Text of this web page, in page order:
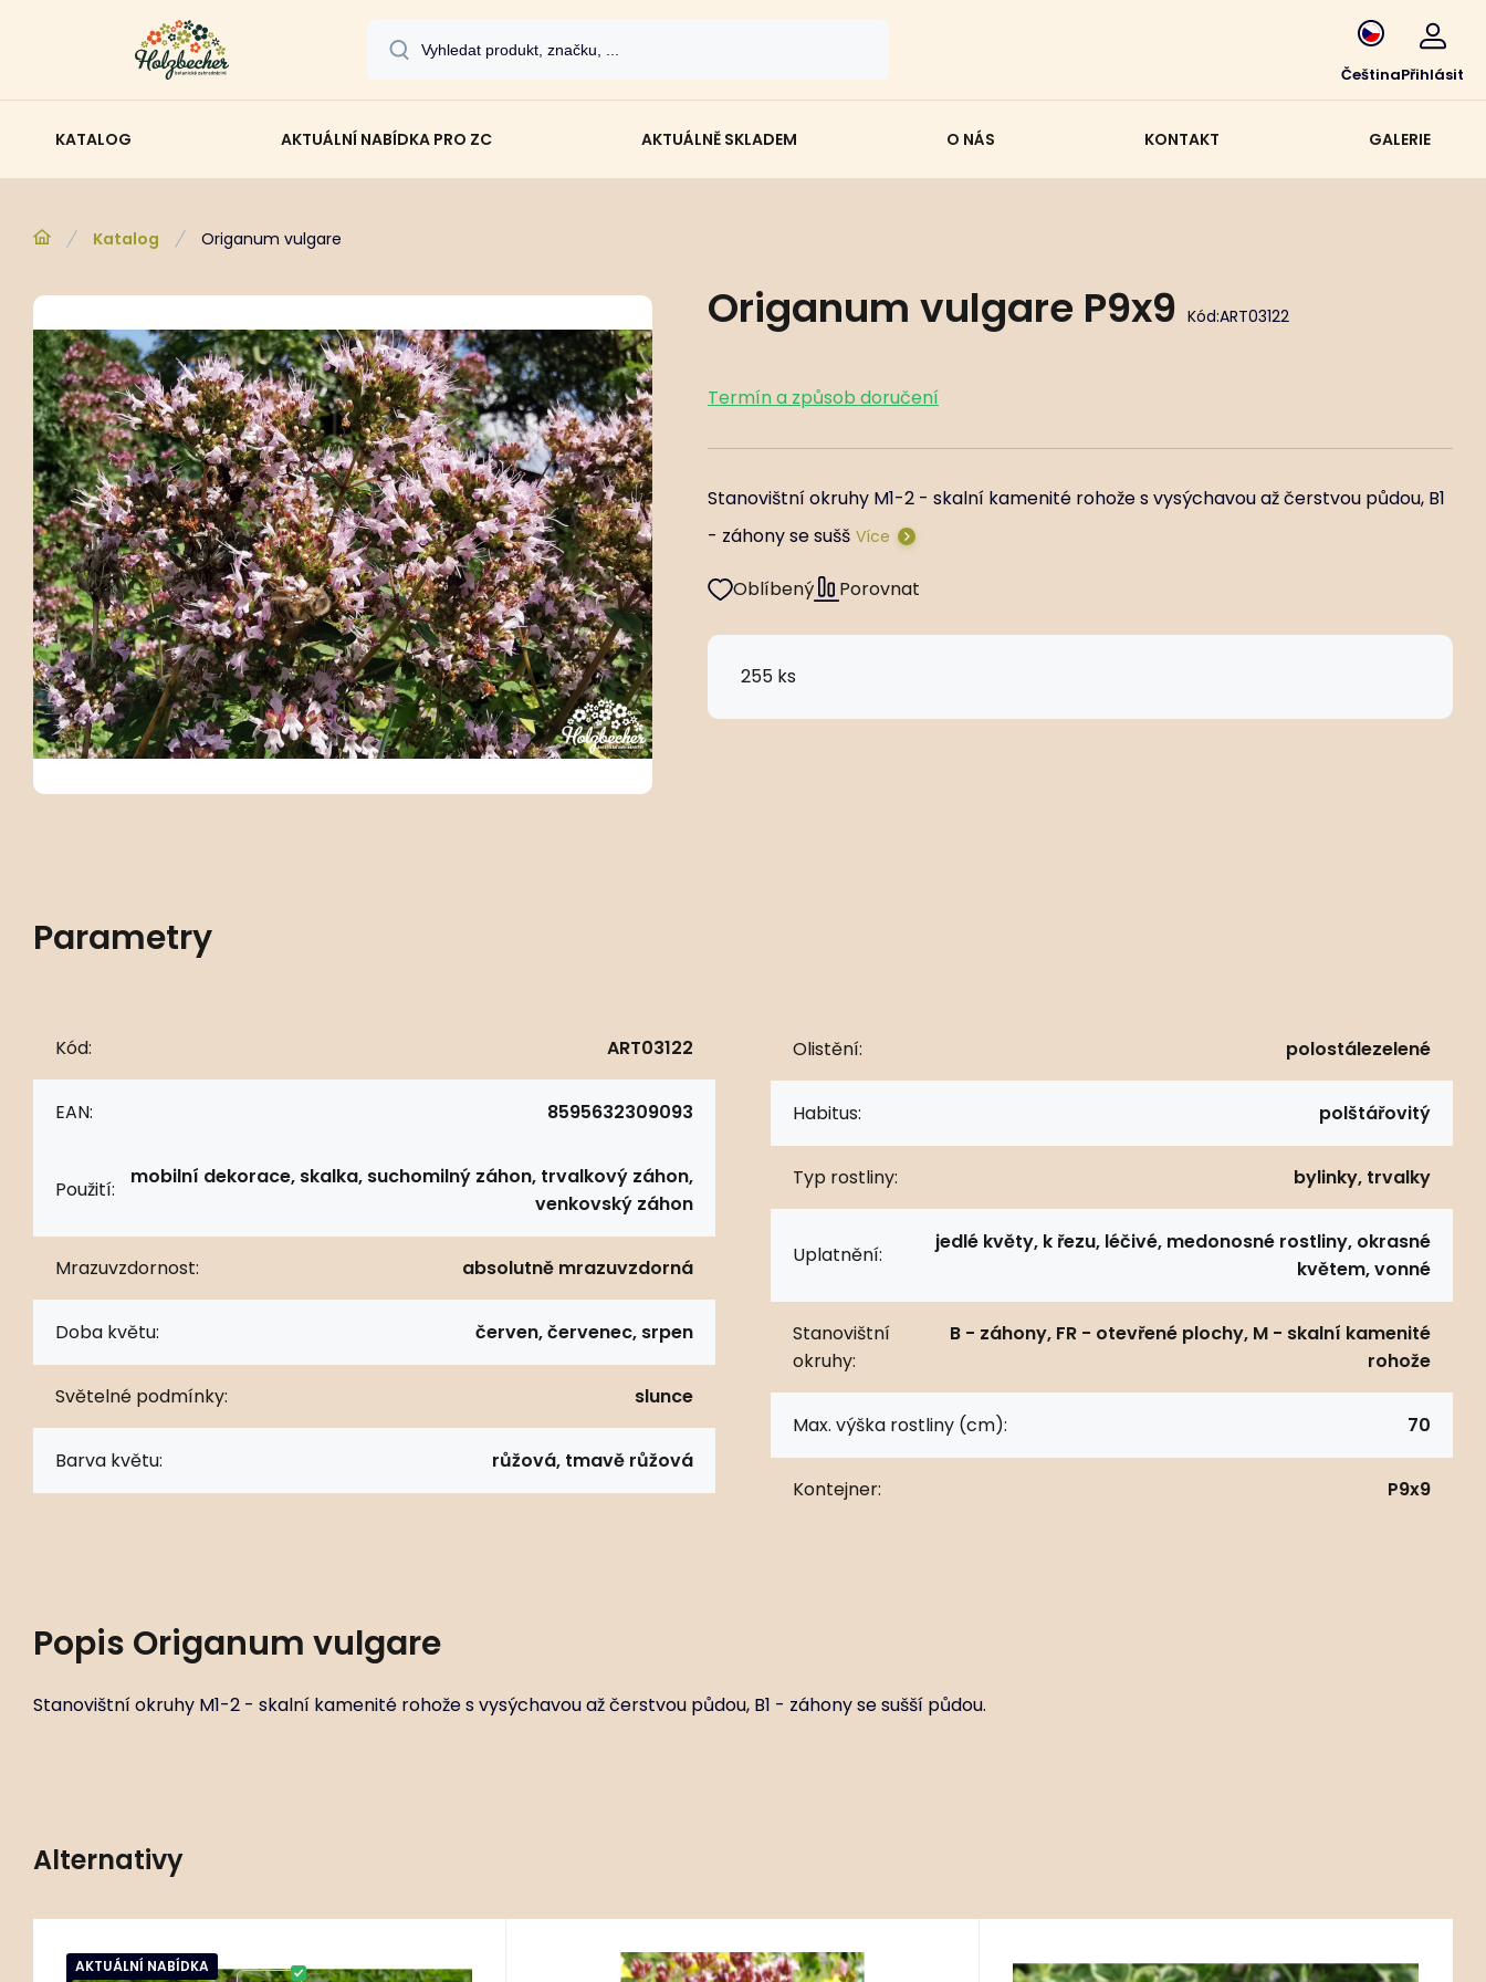
ČeštinaPřihlásit
KATALOG AKTUÁLNÍ NABÍDKA PRO ZC AKTUÁLNĚ SKLADEM O NÁS KONTAKT GALERIE
Katalog Origanum vulgare
Origanum vulgare P9x9 Kód:ART03122
Termín a způsob doručení
Stanovištní okruhy M1-2 - skalní kamenité rohože s vysýchavou až čerstvou půdou, B1
- záhony se sušš Více
Oblíbený Porovnat
255 ks
Parametry
Kód: ART03122
EAN: 8595632309093
Použití:
mobilní dekorace, skalka, suchomilný záhon, trvalkový záhon,
venkovský záhon
Mrazuvzdornost: absolutně mrazuvzdorná
Doba květu: červen, červenec, srpen
Světelné podmínky: slunce
Barva květu: růžová, tmavě růžová
Olistění: polostálezelené
Habitus: polštářovitý
Typ rostliny: bylinky, trvalky
Uplatnění:
jedlé květy, k řezu, léčivé, medonosné rostliny, okrasné
květem, vonné
Stanovištní
okruhy:
B - záhony, FR - otevřené plochy, M - skalní kamenité
rohože
Max. výška rostliny (cm): 70
Kontejner: P9x9
Popis Origanum vulgare
Stanovištní okruhy M1-2 - skalní kamenité rohože s vysýchavou až čerstvou půdou, B1 - záhony se sušší půdou.
Alternativy
AKTUÁLNÍ NABÍDKA Kód:ART00515
434 ks
Kód:ART00007 Kód:ART01832